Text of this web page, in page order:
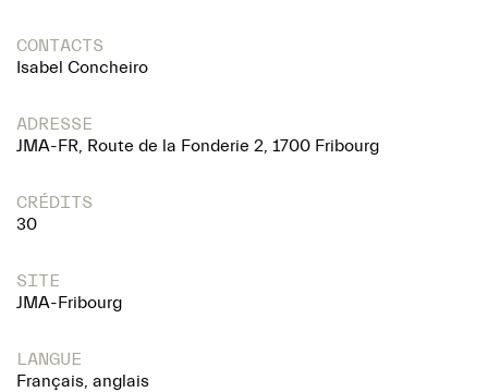
CONTACTS
Isabel Concheiro
ADRESSE
JMA-FR, Route de la Fonderie 2, 1700 Fribourg
CRÉDITS
30
SITE
JMA-Fribourg
LANGUE
Français, anglais